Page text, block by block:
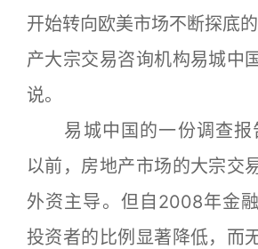
开始转向欧美市场不断探底
产大宗交易咨询机构易城中
说。
易城中国的一份调查报
以前，房地产市场的大宗交
外资主导。但自2008年金
投资者的比例显著降低，而